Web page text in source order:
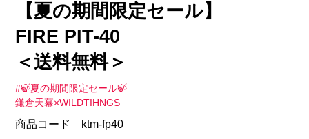
【夏の期間限定セール】
FIRE PIT-40
＜送料無料＞
#🍃夏の期間限定セール🍃
鎌倉天幕×WILDTIHNGS
商品コード ktm-fp40